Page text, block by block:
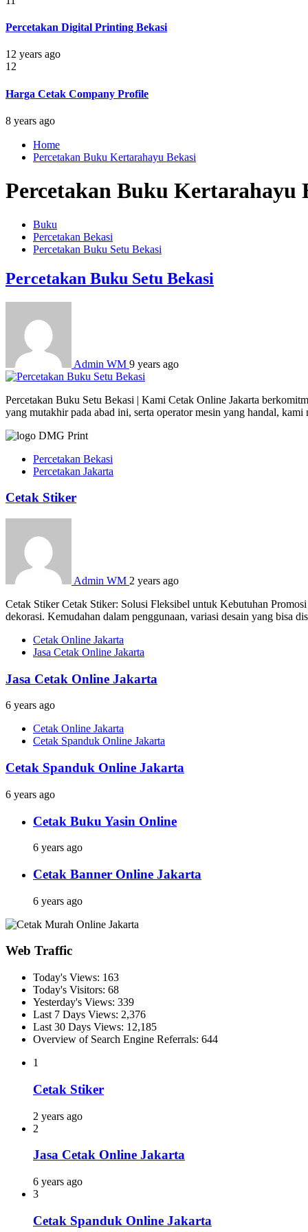
Percetakan Digital Printing Bekasi
12 years ago
12
Harga Cetak Company Profile
8 years ago
Home
Percetakan Buku Kertarahayu Bekasi
Percetakan Buku Kertarahayu
Buku
Percetakan Bekasi
Percetakan Buku Setu Bekasi
Percetakan Buku Setu Bekasi
Admin WM 9 years ago
Percetakan Buku Setu Bekasi | Kami Cetak Online Jakarta
yang mutakhir pada abad ini, serta operator mesin yang handal,
Percetakan Bekasi
Percetakan Jakarta
Cetak Stiker
Admin WM 2 years ago
Cetak Stiker Cetak Stiker: Solusi Fleksibel untuk Kebutuhan
dekorasi. Kemudahan dalam penggunaan, variasi desain yang bisa
Cetak Online Jakarta
Jasa Cetak Online Jakarta
Jasa Cetak Online Jakarta
6 years ago
Cetak Online Jakarta
Cetak Spanduk Online Jakarta
Cetak Spanduk Online Jakarta
6 years ago
Cetak Buku Yasin Online
6 years ago
Cetak Banner Online Jakarta
6 years ago
Web Traffic
Today's Views: 163
Today's Visitors: 68
Yesterday's Views: 339
Last 7 Days Views: 2,376
Last 30 Days Views: 12,185
Overview of Search Engine Referrals: 644
1
Cetak Stiker
2 years ago
2
Jasa Cetak Online Jakarta
6 years ago
3
Cetak Spanduk Online Jakarta